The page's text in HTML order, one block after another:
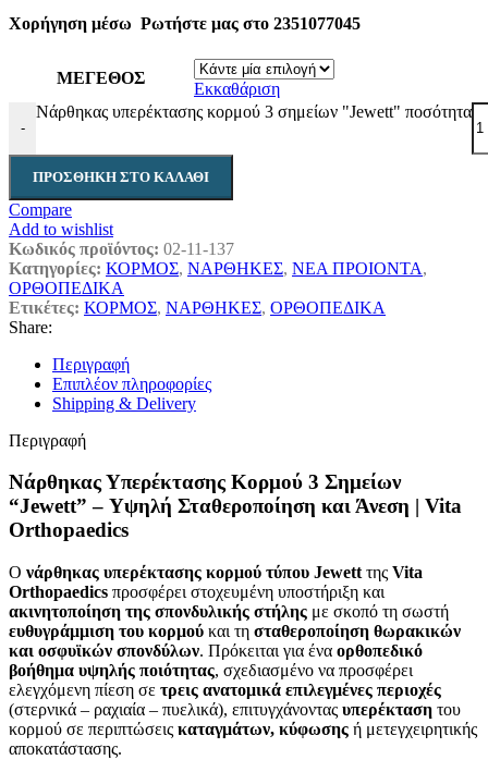
Χορήγηση μέσω Ρωτήστε μας στο 2351077045
ΜΕΓΕΘΟΣ
Εκκαθάριση
-
Νάρθηκας υπερέκτασης κορμού 3 σημείων "Jewett" ποσότητα
ΠΡΟΣΘΉΚΗ ΣΤΟ ΚΑΛΆΘΙ
Compare
Add to wishlist
Κωδικός προϊόντος: 02-11-137
Κατηγορίες: ΚΟΡΜΟΣ, ΝΑΡΘΗΚΕΣ, ΝΕΑ ΠΡΟΙΟΝΤΑ,
ΟΡΘΟΠΕΔΙΚΑ
Ετικέτες: ΚΟΡΜΟΣ, ΝΑΡΘΗΚΕΣ, ΟΡΘΟΠΕΔΙΚΑ
Share:
Περιγραφή
Επιπλέον πληροφορίες
Shipping & Delivery
Περιγραφή
Νάρθηκας Υπερέκτασης Κορμού 3 Σημείων
“Jewett” – Υψηλή Σταθεροποίηση και Άνεση | Vita
Orthopaedics
Ο νάρθηκας υπερέκτασης κορμού τύπου Jewett της Vita
Orthopaedics προσφέρει στοχευμένη υποστήριξη και
ακινητοποίηση της σπονδυλικής στήλης με σκοπό τη σωστή
ευθυγράμμιση του κορμού και τη σταθεροποίηση θωρακικών
και οσφυϊκών σπονδύλων. Πρόκειται για ένα ορθοπεδικό
βοήθημα υψηλής ποιότητας, σχεδιασμένο να προσφέρει
ελεγχόμενη πίεση σε τρεις ανατομικά επιλεγμένες περιοχές
(στερνικά – ραχιαία – πυελικά), επιτυγχάνοντας υπερέκταση του
κορμού σε περιπτώσεις καταγμάτων, κύφωσης ή μετεγχειρητικής
αποκατάστασης.